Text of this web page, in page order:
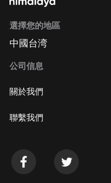
選擇您的地區
中國台湾
公司信息
關於我們
聯繫我們